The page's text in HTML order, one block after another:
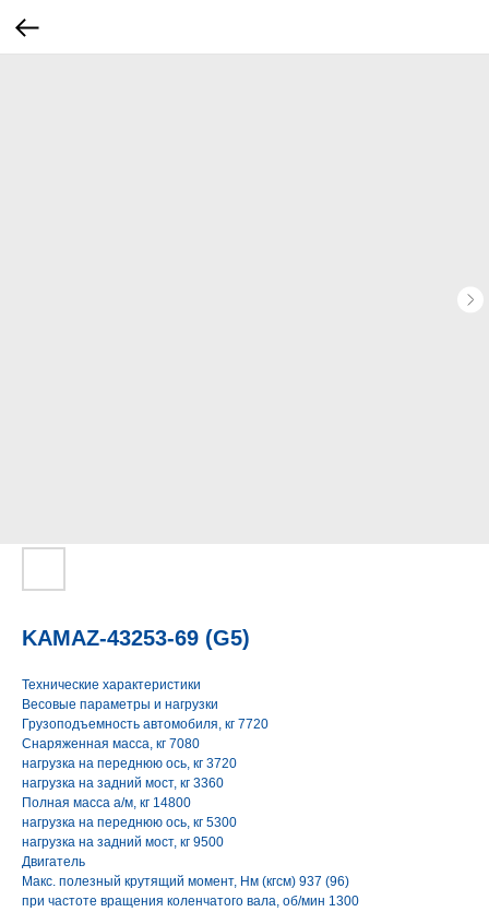
KAMAZ-43253-69 (G5)
Технические характеристики
Весовые параметры и нагрузки
Грузоподъемность автомобиля, кг 7720
Снаряженная масса, кг 7080
нагрузка на переднюю ось, кг 3720
нагрузка на задний мост, кг 3360
Полная масса а/м, кг 14800
нагрузка на переднюю ось, кг 5300
нагрузка на задний мост, кг 9500
Двигатель
Макс. полезный крутящий момент, Нм (кгсм) 937 (96)
при частоте вращения коленчатого вала, об/мин 1300